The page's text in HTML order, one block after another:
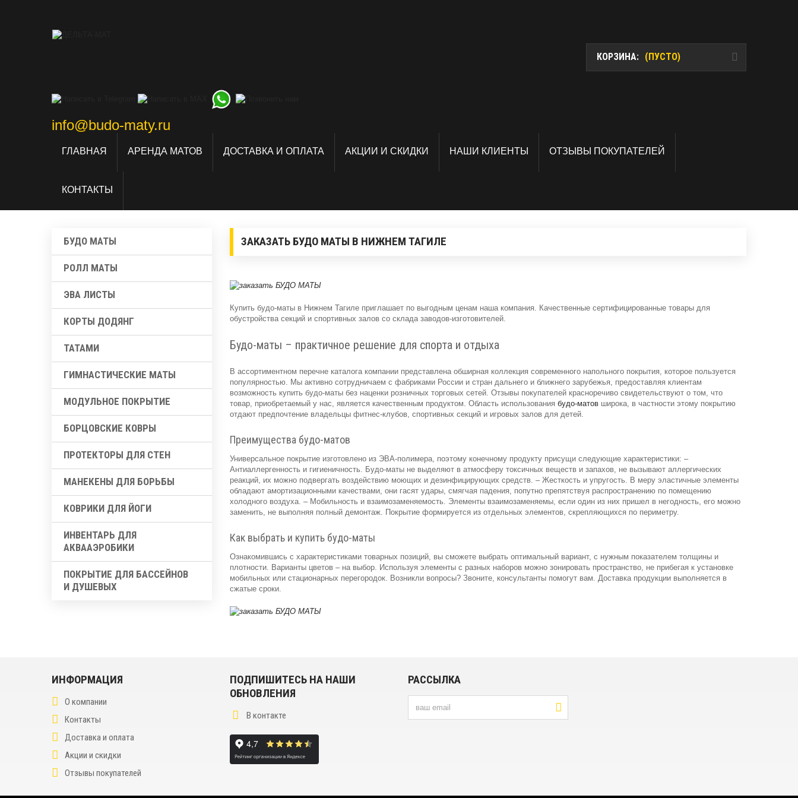
info@budo-maty.ru
ГЛАВНАЯ АРЕНДА МАТОВ ДОСТАВКА И ОПЛАТА АКЦИИ И СКИДКИ НАШИ КЛИЕНТЫ ОТЗЫВЫ ПОКУПАТЕЛЕЙ
КОНТАКТЫ
КОРЗИНА: (ПУСТО)
БУДО МАТЫ
РОЛЛ МАТЫ
ЭВА ЛИСТЫ
КОРТЫ ДОДЯНГ
ТАТАМИ
ГИМНАСТИЧЕСКИЕ МАТЫ
МОДУЛЬНОЕ ПОКРЫТИЕ
БОРЦОВСКИЕ КОВРЫ
ПРОТЕКТОРЫ ДЛЯ СТЕН
МАНЕКЕНЫ ДЛЯ БОРЬБЫ
КОВРИКИ ДЛЯ ЙОГИ
ИНВЕНТАРЬ ДЛЯ
АКВААЭРОБИКИ
ПОКРЫТИЕ ДЛЯ БАССЕЙНОВ
И ДУШЕВЫХ
ЗАКАЗАТЬ БУДО МАТЫ В НИЖНЕМ ТАГИЛЕ
Купить будо-маты в Нижнем Тагиле приглашает по выгодным ценам наша компания. Качественные сертифицированные товары для
обустройства секций и спортивных залов со склада заводов-изготовителей.
Будо-маты – практичное решение для спорта и отдыха
В ассортиментном перечне каталога компании представлена обширная коллекция современного напольного покрытия, которое пользуется
популярностью. Мы активно сотрудничаем с фабриками России и стран дальнего и ближнего зарубежья, предоставляя клиентам
возможность купить будо-маты без наценки розничных торговых сетей. Отзывы покупателей красноречиво свидетельствуют о том, что
товар, приобретаемый у нас, является качественным продуктом. Область использования будо-матов широка, в частности этому покрытию
отдают предпочтение владельцы фитнес-клубов, спортивных секций и игровых залов для детей.
Преимущества будо-матов
Универсальное покрытие изготовлено из ЭВА-полимера, поэтому конечному продукту присущи следующие характеристики: –
Антиаллергенность и гигиеничность. Будо-маты не выделяют в атмосферу токсичных веществ и запахов, не вызывают аллергических
реакций, их можно подвергать воздействию моющих и дезинфицирующих средств. – Жесткость и упругость. В меру эластичные элементы
обладают амортизационными качествами, они гасят удары, смягчая падения, попутно препятствуя распространению по помещению
холодного воздуха. – Мобильность и взаимозаменяемость. Элементы взаимозаменяемы, если один из них пришел в негодность, его можно
заменить, не выполняя полный демонтаж. Покрытие формируется из отдельных элементов, скрепляющихся по периметру.
Как выбрать и купить будо-маты
Ознакомившись с характеристиками товарных позиций, вы сможете выбрать оптимальный вариант, с нужным показателем толщины и
плотности. Варианты цветов – на выбор. Используя элементы с разных наборов можно зонировать пространство, не прибегая к установке
мобильных или стационарных перегородок. Возникли вопросы? Звоните, консультанты помогут вам. Доставка продукции выполняется в
сжатые сроки.
ИНФОРМАЦИЯ
О компании
Контакты
Доставка и оплата
Акции и скидки
Отзывы покупателей
ПОДПИШИТЕСЬ НА НАШИ
ОБНОВЛЕНИЯ
В контакте
РАССЫЛКА